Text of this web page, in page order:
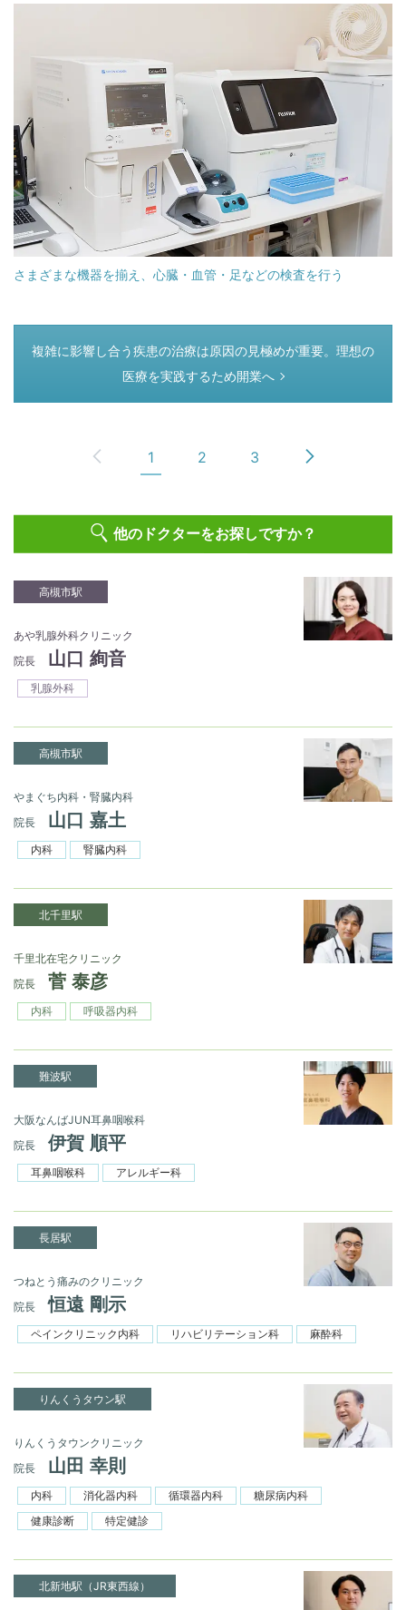
さまざまな機器を揃え、心臓・血管・足などの検査を行う
つぎのページ
複雑に影響し合う疾患の治療は原因の見極めが重要。理想の
医療を実践するため開業へ
1 2 3
他のドクターをお探しですか？
高槻市駅
あや乳腺外科クリニック
院長
山口 絢音
乳腺外科
高槻市駅
やまぐち内科・腎臓内科
院長
山口 嘉土
内科 腎臓内科
北千里駅
千里北在宅クリニック
院長
菅 泰彦
内科 呼吸器内科
難波駅
大阪なんばJUN耳鼻咽喉科
院長
伊賀 順平
耳鼻咽喉科 アレルギー科
長居駅
つねとう痛みのクリニック
院長
恒遠 剛示
ペインクリニック内科 リハビリテーション科 麻酔科
りんくうタウン駅
りんくうタウンクリニック
院長
山田 幸則
内科 消化器内科 循環器内科
糖尿病内科
健康診断
特定健診
北新地駅（JR東西線）